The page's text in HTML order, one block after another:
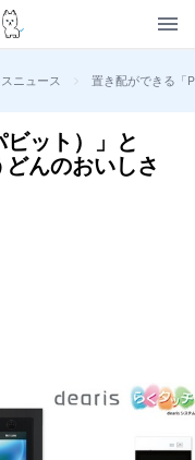
ニュース > 置き配ができる「
ット）」と
んのおいしさ